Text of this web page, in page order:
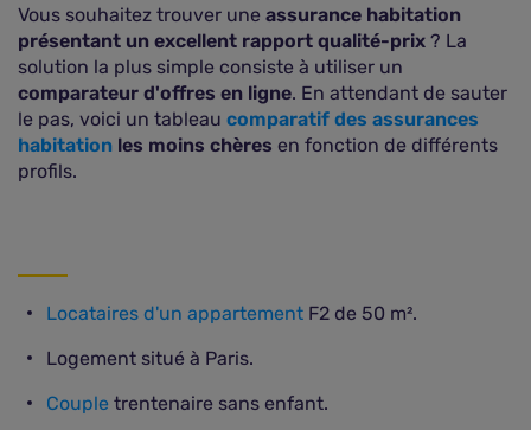
Vous souhaitez trouver une assurance habitation
présentant un excellent rapport qualité-prix ? La
solution la plus simple consiste à utiliser un
comparateur d'offres en ligne. En attendant de sauter
le pas, voici un tableau comparatif des assurances
habitation les moins chères en fonction de différents
profils.
Locataires d'un appartement F2 de 50 m².
Logement situé à Paris.
Couple trentenaire sans enfant.